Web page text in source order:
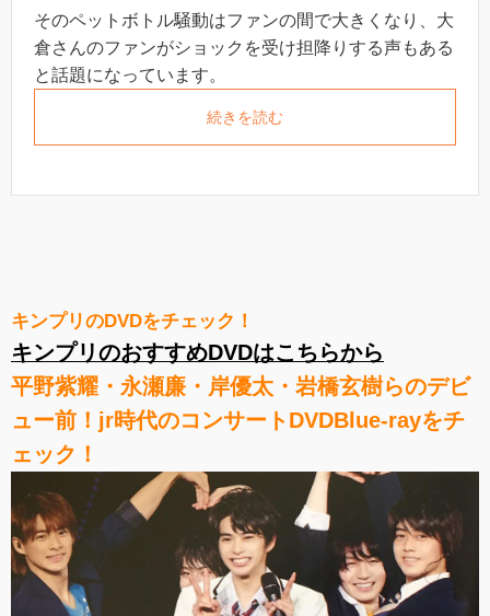
そのペットボトル騒動はファンの間で大きくなり、大
倉さんのファンがショックを受け担降りする声もある
と話題になっています。
続きを読む
キンプリのDVDをチェック！
キンプリのおすすめDVDはこちらから
平野紫耀・永瀬廉・岸優太・岩橋玄樹らのデビ
ュー前！jr時代のコンサートDVDBlue-rayをチ
ェック！